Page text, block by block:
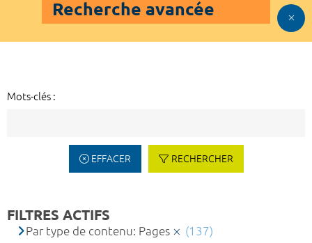
Recherche avancée
Mots-clés :
EFFACER RECHERCHER
FILTRES ACTIFS
Par type de contenu: Pages
(137)